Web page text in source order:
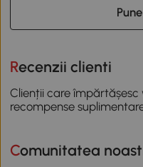
Recenzii clienti
Clienții care
recompense
Comunitatea